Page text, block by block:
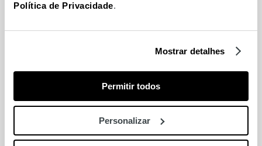
Política de Privacidade.
Mostrar detalhes
Permitir todos
Personalizar
Yoga no Ponto Alto de